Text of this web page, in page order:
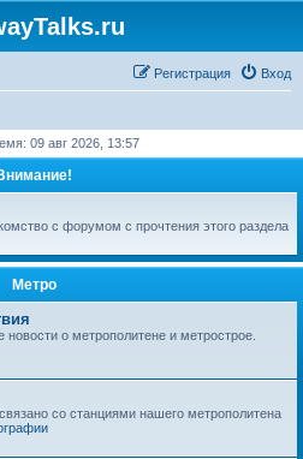
Вход
Регистрация
09 авг 2026, 13:57
с форумом с прочтения этого раздела
Метро
о метрополитене и метрострое.
со станциями нашего метрополитена